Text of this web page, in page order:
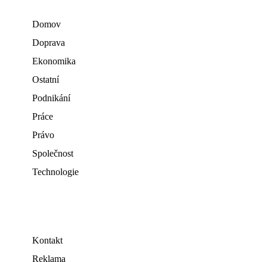
Domov
Doprava
Ekonomika
Ostatní
Podnikání
Práce
Právo
Společnost
Technologie
Kontakt
Reklama